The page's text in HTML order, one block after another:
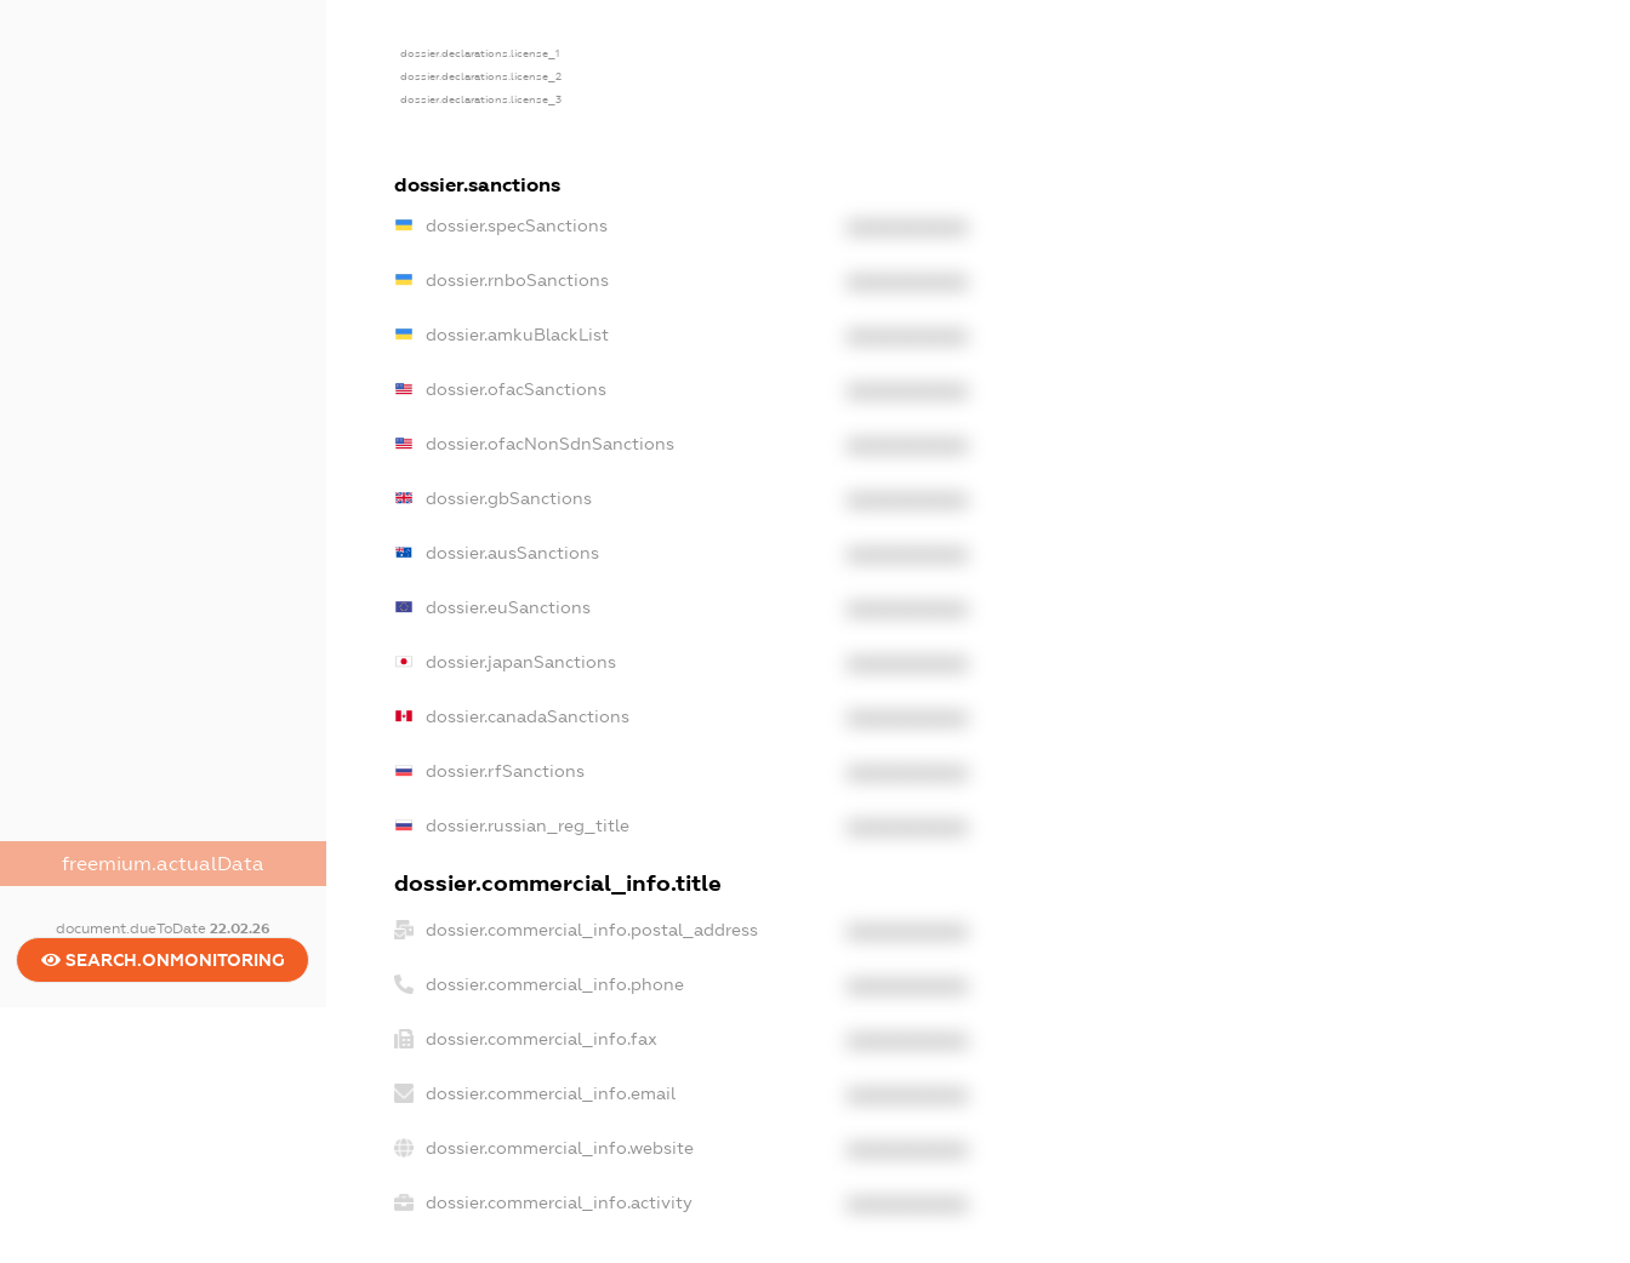
freemium.actualData
document.dueToDate 22.02.26
SEARCH.ONMONITORING
dossier.declarations.license_1
dossier.declarations.license_2
dossier.declarations.license_3
dossier.sanctions
dossier.specSanctions
dossier.rnboSanctions
dossier.amkuBlackList
dossier.ofacSanctions
dossier.ofacNonSdnSanctions
dossier.gbSanctions
dossier.ausSanctions
dossier.euSanctions
dossier.japanSanctions
dossier.canadaSanctions
dossier.rfSanctions
dossier.russian_reg_title
dossier.commercial_info.title
dossier.commercial_info.postal_address
dossier.commercial_info.phone
dossier.commercial_info.fax
dossier.commercial_info.email
dossier.commercial_info.website
dossier.commercial_info.activity